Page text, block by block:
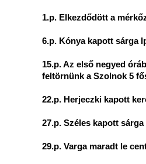
1.p. Elkezdődött a
6.p. Kónya kapott sárga
15.p. Az első negyed
feltörnünk a Szolnok 5
22.p. Herjeczki kapott
27.p. Széles kapott
29.p. Varga maradt le